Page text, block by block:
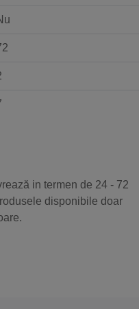
in termen de 24 - 72
disponibile doar